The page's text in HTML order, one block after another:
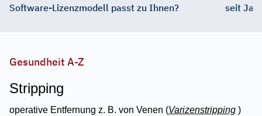
Software-Lizenzmodell passt zu Ihnen?
seit
Gesundheit A-Z
Stripping
operative Entfernung z. B. von Venen (Varizenstripping )